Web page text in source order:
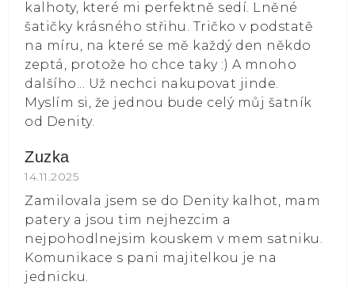
kalhoty, které mi perfektně sedí. Lněné
šatičky krásného střihu. Tričko v podstatě
na míru, na které se mě každý den někdo
zeptá, protože ho chce taky :) A mnoho
dalšího... Už nechci nakupovat jinde.
Myslím si, že jednou bude celý můj šatník
od Denity.
Zuzka
Hodnocení obchodu je 5 z 5 hvězdiček.
14.11.2025
Zamilovala jsem se do Denity kalhot, mam
patery a jsou tim nejhezcim a
nejpohodlnejsim kouskem v mem satniku.
Komunikace s pani majitelkou je na
jednicku.